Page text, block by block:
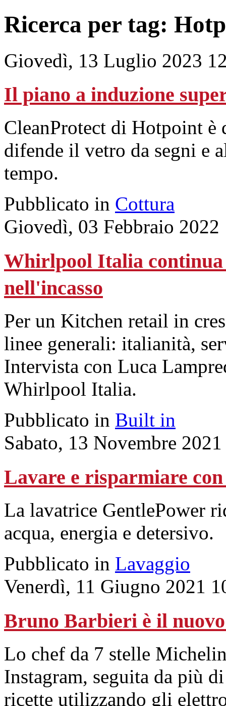
Ricerca per tag:
Giovedì, 13 Luglio 2023
Il piano a induzione
CleanProtect di Hotpoint è
difende il vetro da segni e
tempo.
Pubblicato in Cottura
Giovedì, 03 Febbraio 2022
Whirlpool Italia continua
nell'incasso
Per un Kitchen retail in
linee generali: italianità,
Intervista con Luca
Whirlpool Italia.
Pubblicato in Built in
Sabato, 13 Novembre
Lavare e risparmiare
La lavatrice GentlePower
acqua, energia e detersivo.
Pubblicato in Lavaggio
Venerdì, 11 Giugno 2021
Bruno Barbieri è il
Lo chef da 7 stelle
Instagram, seguita da più
ricette utilizzando gli